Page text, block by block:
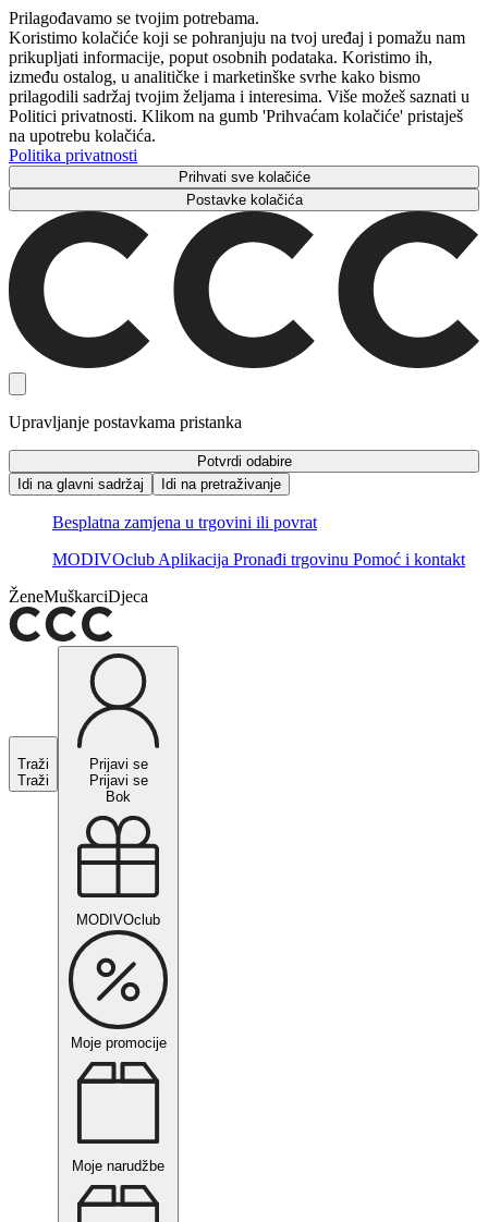
Prilagođavamo se tvojim potrebama.
Koristimo kolačiće koji se pohranjuju na tvoj uređaj i pomažu nam
prikupljati informacije, poput osobnih podataka. Koristimo ih,
između ostalog, u analitičke i marketinške svrhe kako bismo
prilagodili sadržaj tvojim željama i interesima. Više možeš saznati u
Politici privatnosti. Klikom na gumb 'Prihvaćam kolačiće' pristaješ
na upotrebu kolačića.
Politika privatnosti
Prihvati sve kolačiće
Postavke kolačića
Upravljanje postavkama pristanka
Potvrdi odabire
Idi na glavni sadržaj
Idi na pretraživanje
Besplatna zamjena u trgovini ili povrat
MODIVOclub Aplikacija Pronađi trgovinu Pomoć i kontakt
ŽeneMuškarciDjeca
Traži
Traži
Prijavi se
Prijavi se
Bok
MODIVOclub
Moje promocije
Moje narudžbe